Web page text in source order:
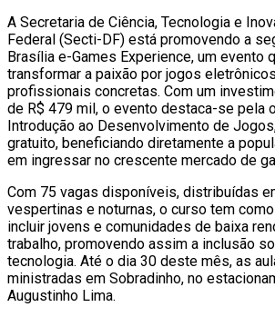
A Secretaria de Ciência, Tecnologia e
Federal (Secti-DF) está promovendo a
Brasília e-Games Experience, um evento
transformar a paixão por jogos
profissionais concretas. Com um
de R$ 479 mil, o evento destaca-se pela
Introdução ao Desenvolvimento de
gratuito, beneficiando diretamente a
em ingressar no crescente mercado de
Com 75 vagas disponíveis, distribuídas
vespertinas e noturnas, o curso tem
incluir jovens e comunidades de baixa
trabalho, promovendo assim a inclusão
tecnologia. Até o dia 30 deste mês, as
ministradas em Sobradinho, no
Augustinho Lima.